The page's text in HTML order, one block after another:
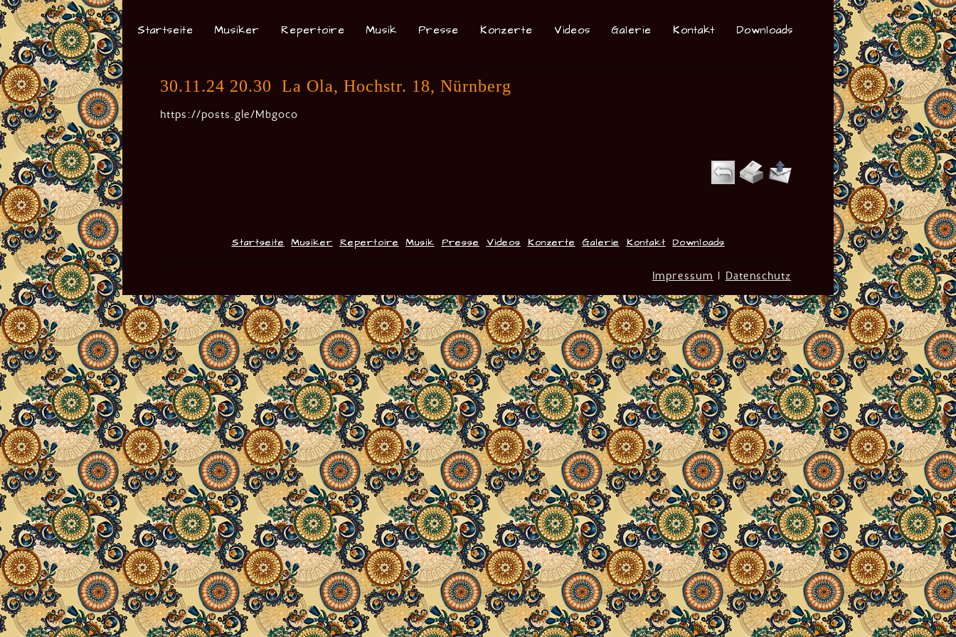
Startseite Musiker Repertoire Musik Presse Konzerte Videos Galerie Kontakt Downloads
30.11.24 20.30 La Ola, Hochstr. 18, Nürnberg
https://posts.gle/Mbgoco
Startseite Musiker Repertoire Musik Presse Videos Konzerte Galerie Kontakt Downloads
Impressum | Datenschutz